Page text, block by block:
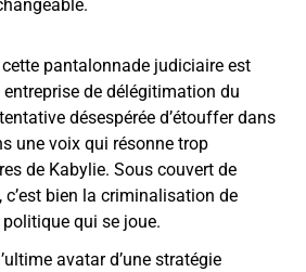
pantalonnade judiciaire est
entreprise de délégitimation du
désespérée d’étouffer dans
une voix qui résonne trop
de Kabylie. Sous couvert de
c’est bien la criminalisation de
qui se joue.
avatar d’une stratégie